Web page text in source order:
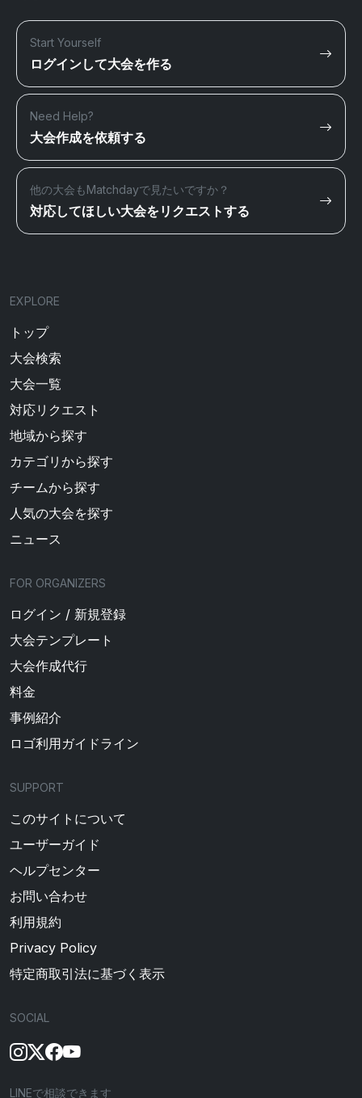
Start Yourself
ログインして大会を作る
Need Help?
大会作成を依頼する
他の大会もMatchdayで見たいですか？
対応してほしい大会をリクエストする
EXPLORE
トップ
大会検索
大会一覧
対応リクエスト
地域から探す
カテゴリから探す
チームから探す
人気の大会を探す
ニュース
FOR ORGANIZERS
ログイン / 新規登録
大会テンプレート
大会作成代行
料金
事例紹介
ロゴ利用ガイドライン
SUPPORT
このサイトについて
ユーザーガイド
ヘルプセンター
お問い合わせ
利用規約
Privacy Policy
特定商取引法に基づく表示
SOCIAL
LINEで相談できます